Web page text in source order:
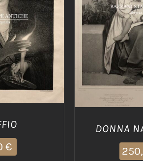
/
€
AGGIUNGI AL
DONNA